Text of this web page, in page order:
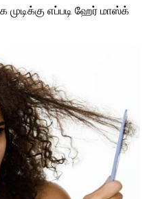
முடிக்கு எப்படி ஹேர் மாஸ்க்